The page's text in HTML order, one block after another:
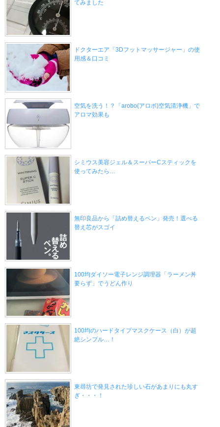
てみました
ドクターエア「3Dフットマッサージャー」の使
用感＆口コミ
空気を洗う！？「arobo(アロボ)空気清浄機」で
アロマ効果も
シミウス美容ジェル＆スーパーCスティックを
使ってみたら…
無印良品から「詰め替えるペン」発売！選べる
替え芯がスゴイ
100均ダイソー電子レンジ調理器「ラーメン丼
要らず」でうどん作り
100均のハードタイプマスクケース（白）が超
絶シンプル…！
東尋坊で発見された珍しい石があまりにも丸す
ぎ・・・！